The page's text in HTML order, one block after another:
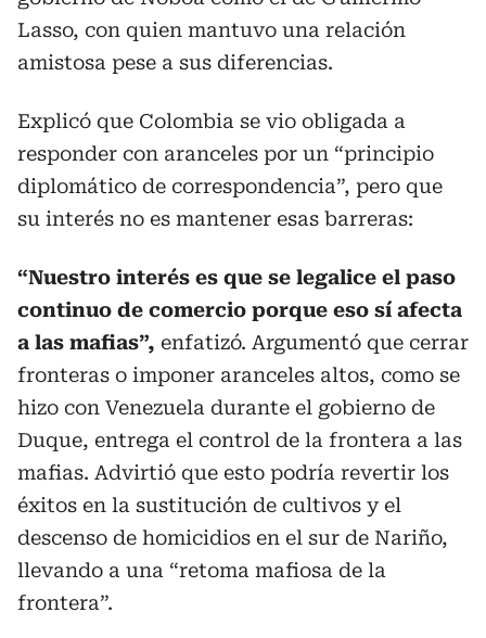
Lasso, con quien mantuvo una relación
amistosa pese a sus diferencias.
Explicó que Colombia se vio obligada a
responder con aranceles por un “principio
diplomático de correspondencia”, pero que
su interés no es mantener esas barreras:
“Nuestro interés es que se legalice el paso
continuo de comercio porque eso sí afecta
a las mafias”, enfatizó. Argumentó que cerrar
fronteras o imponer aranceles altos, como se
hizo con Venezuela durante el gobierno de
Duque, entrega el control de la frontera a las
mafias. Advirtió que esto podría revertir los
éxitos en la sustitución de cultivos y el
descenso de homicidios en el sur de Nariño,
llevando a una “retoma mafiosa de la
frontera”.